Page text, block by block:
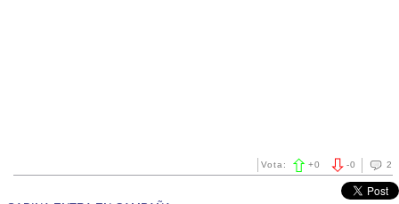
2
-0
Vota: +0